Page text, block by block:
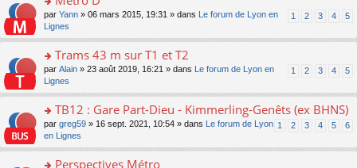
s
ré
e
le
s
ré
e
e
n
o
n
lu
pl
ré
c
e
nt
s
s
e
n
o
n
lu
pl
er
le
m
e
s
s
a
n
o
n
lu
le
o
s
er
le
m
e
s
s
a
1 2 3 4 5
par Yann » 06 mars 2015, 19:31 » dans
Le forum de Lyon en
Lignes
o
s
er
le
m
e
s
Trams 43 m sur T1 et T2
1 2 3 4 5
par Alain » 23 août 2019, 16:21 » dans
Le forum de Lyon en
Lignes
o
n
s
TB12 : Gare Part-Dieu - Kimmerling-Genêts (ex BHNS)
1 2 3 4 5 6
par greg59 » 16 sept. 2021, 10:54 » dans
Le forum de Lyon
en Lignes
Perspectives Métro